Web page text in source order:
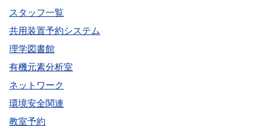
スタッフ一覧
共用装置予約システム
理学図書館
有機元素分析室
ネットワーク
環境安全関連
教室予約